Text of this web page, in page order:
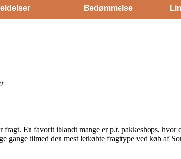
Bedømmelse
En favorit iblandt mange er p.t. pakkeshops, hvor
gange tilmed den mest letkøbte fragttype ved køb af